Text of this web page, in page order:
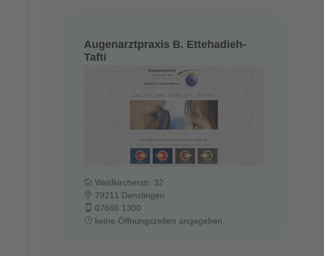
Augenarztpraxis B. Ettehadieh-
Tafti
Waldkircherstr. 32
79211 Denzlingen
07666 1300
keine Öffnungszeiten angegeben